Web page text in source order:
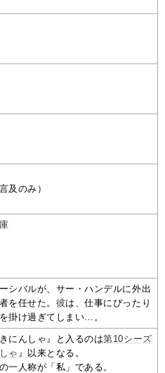
言及のみ）
シバルが、サー・ハンデルに外出
を任せた。 彼は、仕事にぴったり
掛け過ぎてしまい…。
にんしゃ』と入るのは第10シーズ
ゃ 』以来となる。
一人称が「私」である。